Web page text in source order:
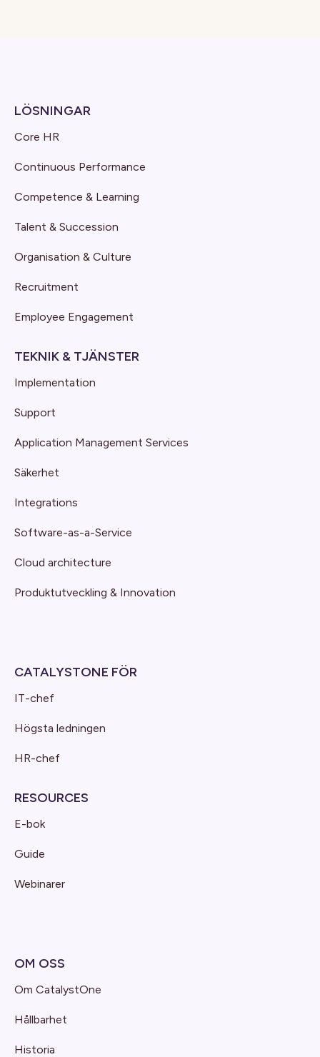
LÖSNINGAR
Core HR
Continuous Performance
Competence & Learning
Talent & Succession
Organisation & Culture
Recruitment
Employee Engagement
TEKNIK & TJÄNSTER
Implementation
Support
Application Management Services
Säkerhet
Integrations
Software-as-a-Service
Cloud architecture
Produktutveckling & Innovation
CATALYSTONE FÖR
IT-chef
Högsta ledningen
HR-chef
RESOURCES
E-bok
Guide
Webinarer
OM OSS
Om CatalystOne
Hållbarhet
Historia